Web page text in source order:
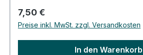
Regulärer Preis:
7,50 €
Preise inkl. MwSt. zzgl. Versandkosten
In den Warenkorb